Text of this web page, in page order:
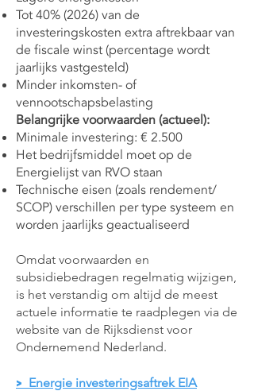
Tot 40% (2026) van de
investeringskosten extra aftrekbaar van
de fiscale winst (percentage wordt
jaarlijks vastgesteld)
Minder inkomsten- of
vennootschapsbelasting
Belangrijke voorwaarden (actueel):
Minimale investering: € 2.500
Het bedrijfsmiddel moet op de
Energielijst van RVO staan
Technische eisen (zoals rendement/
SCOP) verschillen per type systeem en
worden jaarlijks geactualiseerd
Omdat voorwaarden en
subsidiebedragen regelmatig wijzigen,
is het verstandig om altijd de meest
actuele informatie te raadplegen via de
website van de Rijksdienst voor
Ondernemend Nederland.
> Energie investeringsaftrek EIA